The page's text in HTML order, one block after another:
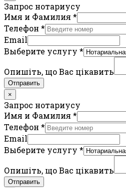
Запрос нотариусу
Имя и Фамилия *
Телефон *
Email
Выберите услугу *
Опишіть, що Вас цікавить
Отправить
×
Запрос нотариусу
Имя и Фамилия *
Телефон *
Email
Выберите услугу *
Опишіть, що Вас цікавить
Отправить